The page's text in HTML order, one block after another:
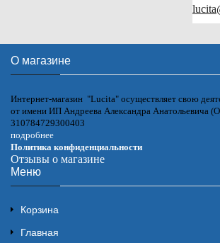
О магазине
Интернет-магазин "Lucita" осуществляет свою
от имени ИП Андреева Александра Анатольевича
310784729300403
подробнее
Политика конфиденциальности
Отзывы о магазине
Меню
Корзина
Главная